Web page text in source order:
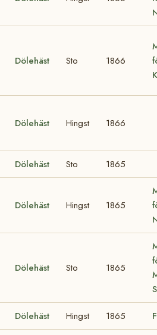
Dölehäst Sto 1866
Dölehäst Hingst 1866
Dölehäst Sto 1865
Dölehäst Hingst 1865
Dölehäst Sto 1865
Dölehäst Hingst 1865